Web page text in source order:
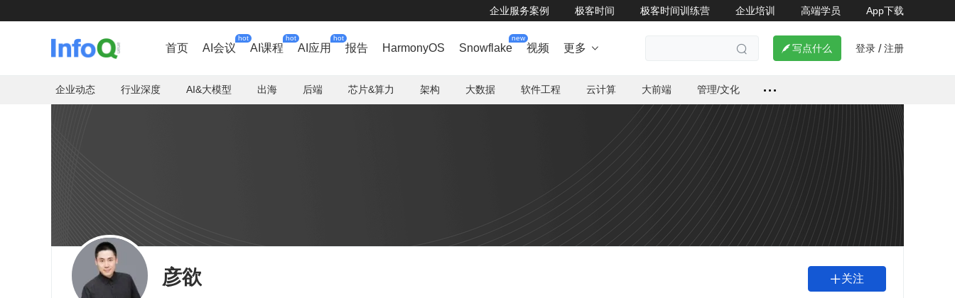
企业服务案例 极客时间 极客时间训练营 企业培训 高端学员 App下载
首页 AI会议
hot
AI课程
hot
AI应用
hot
报告 HarmonyOS Snowflake
new
视频 更多    写点什么 登录 / 注册
企业动态 行业深度 AI&大模型 出海 后端 芯片&算力 架构 大数据 软件工程 云计算 大前端 管理/文化
彦欲 关注